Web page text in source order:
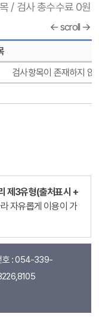
/ 검사 총수수료 0원
← scroll →
검사항목이 존재하지 않
제3유형(출처표시 +
자유롭게 이용이 가
호 : 054-339-